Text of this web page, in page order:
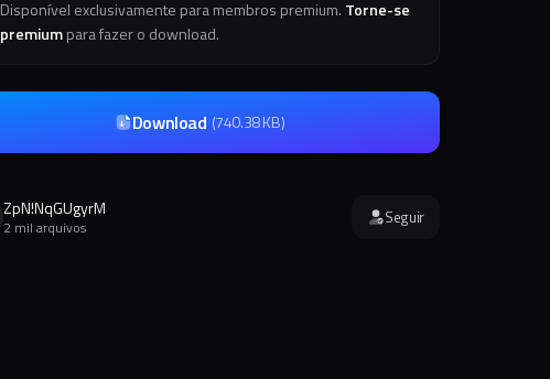
Disponível exclusivamente para membros premium. Torne-se
premiumpara fazer o download.
Download (740.38 KB)
ZpN!NqGUgyrM
2 mil arquivos Seguir